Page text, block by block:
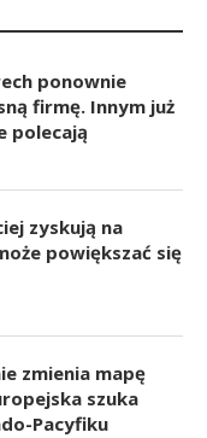
ponownie
firmę. Innym już
polecają
zyskują na
powiększać się
zmienia mapę
szuka
Pacyfiku